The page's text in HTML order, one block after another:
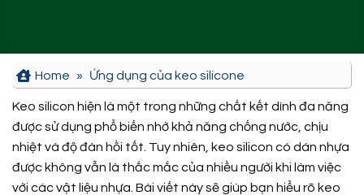
Home » Ứng dụng của keo silicone
Keo silicon hiện là một trong những chất kết dính đa năng
được sử dụng phổ biến nhờ khả năng chống nước, chịu
nhiệt và độ đàn hồi tốt. Tuy nhiên, keo silicon có dán nhựa
được không vẫn là thắc mắc của nhiều người khi làm việc
với các vật liệu nhựa. Bài viết này sẽ giúp bạn hiểu rõ keo